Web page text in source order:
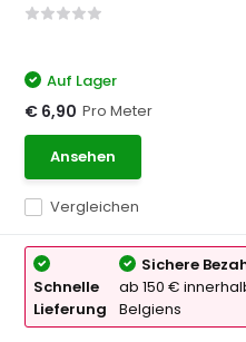
Vergleichen
Auf Lager
€ 6,90 Pro Meter
Ansehen
Schnelle
Lieferung
Sichere
ab 150 €
Belgiens